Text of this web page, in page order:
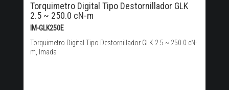
Torquimetro Digital Tipo Destornillador GLK
2.5 ~ 250.0 cN-m
IM-GLK250E
Torquimetro Digital Tipo Destornillador GLK 2.5 ~ 250.0 cN-
m, Imada